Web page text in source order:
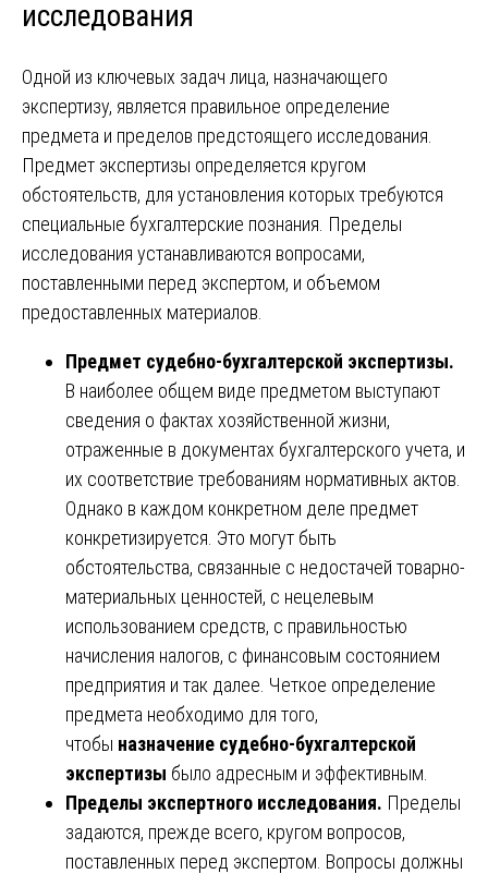
исследования
Одной из ключевых задач лица, назначающего
экспертизу, является правильное определение
предмета и пределов предстоящего исследования.
Предмет экспертизы определяется кругом
обстоятельств, для установления которых требуются
специальные бухгалтерские познания. Пределы
исследования устанавливаются вопросами,
поставленными перед экспертом, и объемом
предоставленных материалов.
Предмет судебно-бухгалтерской экспертизы.
В наиболее общем виде предметом выступают
сведения о фактах хозяйственной жизни,
отраженные в документах бухгалтерского учета, и
их соответствие требованиям нормативных актов.
Однако в каждом конкретном деле предмет
конкретизируется. Это могут быть
обстоятельства, связанные с недостачей товарно-
материальных ценностей, с нецелевым
использованием средств, с правильностью
начисления налогов, с финансовым состоянием
предприятия и так далее. Четкое определение
предмета необходимо для того,
чтобы назначение судебно-бухгалтерской
экспертизы было адресным и эффективным.
Пределы экспертного исследования. Пределы
задаются, прежде всего, кругом вопросов,
поставленных перед экспертом. Вопросы должны